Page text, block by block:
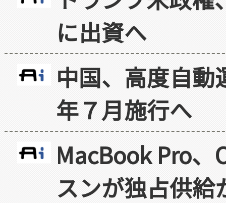
に出資へ
中国、高度自
年７月施行へ
MacBook Pro
スンが独占供給